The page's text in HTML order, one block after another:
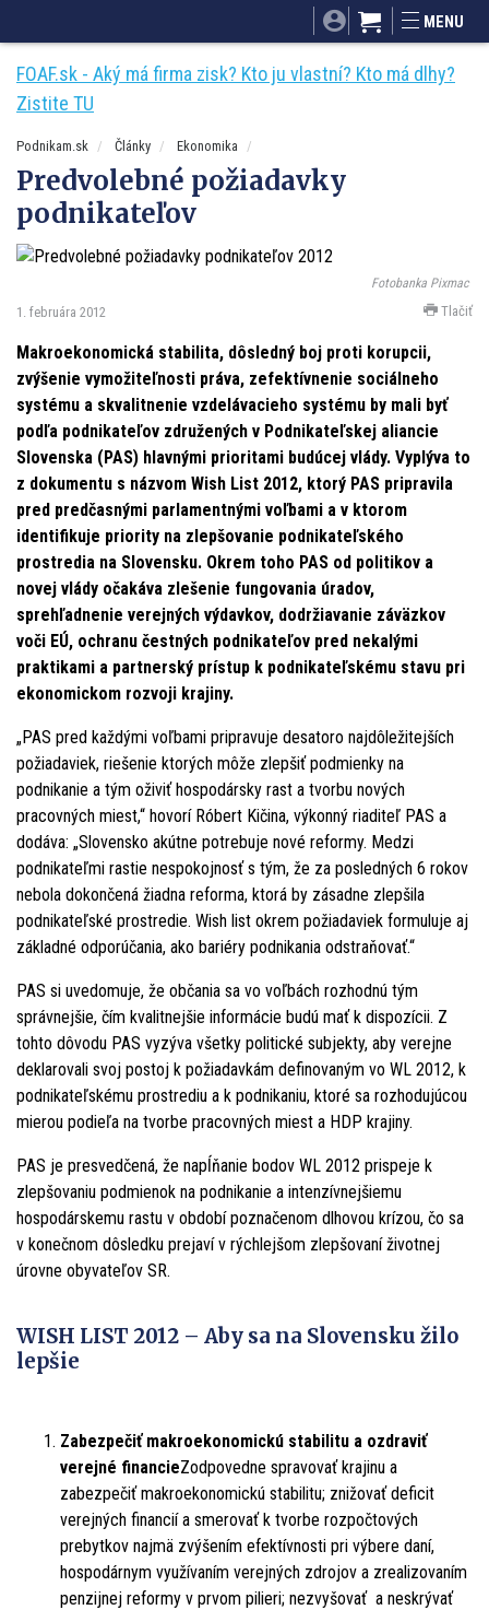
Mnamky-recepty.sk
MENU
FOAF.sk - Aký má firma zisk? Kto ju vlastní? Kto má dlhy?
Zistite TU
Podnikam.sk Články Ekonomika
Predvolebné požiadavky
podnikateľov
Fotobanka Pixmac
1. februára 2012 Tlačiť
Makroekonomická stabilita, dôsledný boj proti korupcii,
zvýšenie vymožiteľnosti práva, zefektívnenie sociálneho
systému a skvalitnenie vzdelávacieho systému by mali byť
podľa podnikateľov združených v Podnikateľskej aliancie
Slovenska (PAS) hlavnými prioritami budúcej vlády. Vyplýva to
z dokumentu s názvom Wish List 2012, ktorý PAS pripravila
pred predčasnými parlamentnými voľbami a v ktorom
identifikuje priority na zlepšovanie podnikateľského
prostredia na Slovensku. Okrem toho PAS od politikov a
novej vlády očakáva zlešenie fungovania úradov,
sprehľadnenie verejných výdavkov, dodržiavanie záväzkov
voči EÚ, ochranu čestných podnikateľov pred nekalými
praktikami a partnerský prístup k podnikateľskému stavu pri
ekonomickom rozvoji krajiny.
„PAS pred každými voľbami pripravuje desatoro najdôležitejších
požiadaviek, riešenie ktorých môže zlepšiť podmienky na
podnikanie a tým oživiť hospodársky rast a tvorbu nových
pracovných miest,“ hovorí Róbert Kičina, výkonný riaditeľ PAS a
dodáva: „Slovensko akútne potrebuje nové reformy. Medzi
podnikateľmi rastie nespokojnosť s tým, že za posledných 6 rokov
nebola dokončená žiadna reforma, ktorá by zásadne zlepšila
podnikateľské prostredie. Wish list okrem požiadaviek formuluje aj
základné odporúčania, ako bariéry podnikania odstraňovať.“
PAS si uvedomuje, že občania sa vo voľbách rozhodnú tým
správnejšie, čím kvalitnejšie informácie budú mať k dispozícii. Z
tohto dôvodu PAS vyzýva všetky politické subjekty, aby verejne
deklarovali svoj postoj k požiadavkám definovaným vo WL 2012, k
podnikateľskému prostrediu a k podnikaniu, ktoré sa rozhodujúcou
mierou podieľa na tvorbe pracovných miest a HDP krajiny.
PAS je presvedčená, že napĺňanie bodov WL 2012 prispeje k
zlepšovaniu podmienok na podnikanie a intenzívnejšiemu
hospodárskemu rastu v období poznačenom dlhovou krízou, čo sa
v konečnom dôsledku prejaví v rýchlejšom zlepšovaní životnej
úrovne obyvateľov SR.
WISH LIST 2012 – Aby sa na Slovensku žilo
lepšie
Zabezpečiť makroekonomickú stabilitu a ozdraviť
verejné financieZodpovedne spravovať krajinu a
zabezpečiť makroekonomickú stabilitu; znižovať deficit
verejných financií a smerovať k tvorbe rozpočtových
prebytkov najmä zvýšením efektívnosti pri výbere daní,
hospodárnym využívaním verejných zdrojov a zrealizovaním
penzijnej reformy v prvom pilieri; nezvyšovať a neskrývať